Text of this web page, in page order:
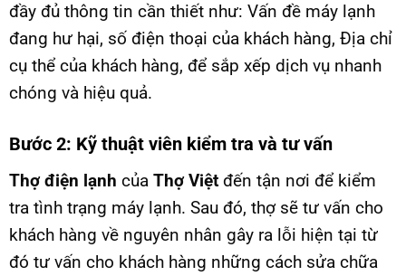
đầy đủ thông tin cần thiết như: Vấn đề máy lạnh
đang hư hại, số điện thoại của khách hàng, Địa chỉ
cụ thể của khách hàng, để sắp xếp dịch vụ nhanh
chóng và hiệu quả.
Bước 2: Kỹ thuật viên kiểm tra và tư vấn
Thợ điện lạnh của Thợ Việt đến tận nơi để kiểm
tra tình trạng máy lạnh. Sau đó, thợ sẽ tư vấn cho
khách hàng về nguyên nhân gây ra lỗi hiện tại từ
đó tư vấn cho khách hàng những cách sửa chữa